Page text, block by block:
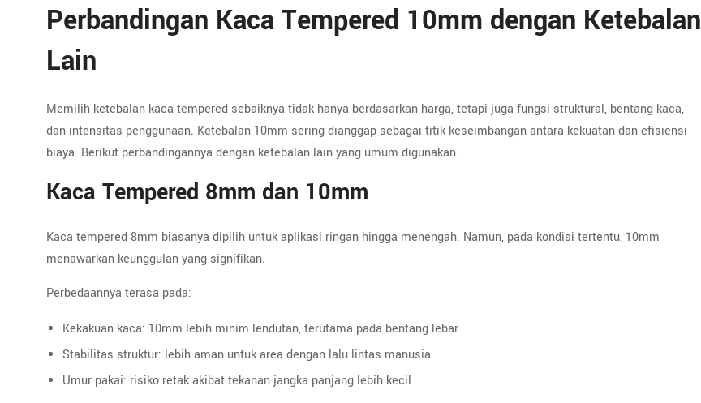
Perbandingan Kaca Tempered 10mm dengan Ketebalan
Lain
Memilih ketebalan kaca tempered sebaiknya tidak hanya berdasarkan harga, tetapi juga fungsi struktural, bentang kaca,
dan intensitas penggunaan. Ketebalan 10mm sering dianggap sebagai titik keseimbangan antara kekuatan dan efisiensi
biaya. Berikut perbandingannya dengan ketebalan lain yang umum digunakan.
Kaca Tempered 8mm dan 10mm
Kaca tempered 8mm biasanya dipilih untuk aplikasi ringan hingga menengah. Namun, pada kondisi tertentu, 10mm
menawarkan keunggulan yang signifikan.
Perbedaannya terasa pada:
Kekakuan kaca: 10mm lebih minim lendutan, terutama pada bentang lebar
Stabilitas struktur: lebih aman untuk area dengan lalu lintas manusia
Umur pakai: risiko retak akibat tekanan jangka panjang lebih kecil